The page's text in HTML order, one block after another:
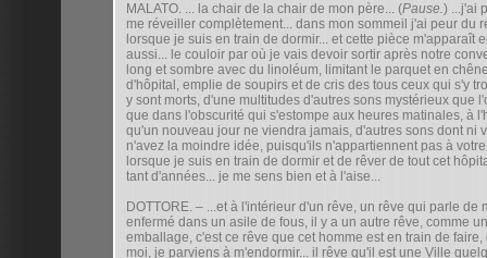
MALATO. ... la chair de la chair de mon père... (Pause.) ...j'ai
me réveiller complètement... dans mon sommeil j'ai peur du
lorsque je suis en train de dormir... et cette pièce m'apparaît
aussi... le couloir par où je vais devoir sortir après notre
long et sombre avec du linoléum, limitant le parquet en
d'hôpital, emplie de soupirs et de cris des tous ceux qui s'y
y sont morts, d'une multitudes d'autres sons mystérieux que
que dans l'obscurité qui s'estompe aux heures matinales, à
qu'un nouveau jour ne viendra jamais, d'autres sons dont ni
n'avez la moindre idée, puisqu'ils n'appartiennent pas à
lorsque je suis en train de dormir et de rêver de tout cet
tant d'années... je me sens bien et à l'aise...
DOTTORE. – ...et à l'intérieur d'un rêve, un rêve qui parle de
enfermé dans un asile de fous, il y a un autre rêve, comme
emballage, c'est ce rêve que cet homme est en train de
moi, je parviens à m'endormir... il rêve qu'il est une Ville